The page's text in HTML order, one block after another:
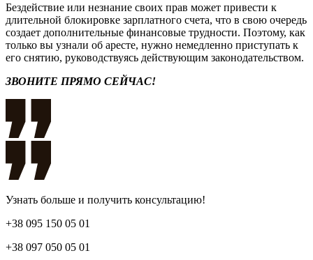
Бездействие или незнание своих прав может привести к
длительной блокировке зарплатного счета, что в свою очередь
создает дополнительные финансовые трудности. Поэтому, как
только вы узнали об аресте, нужно немедленно приступать к
его снятию, руководствуясь действующим законодательством.
ЗВОНИТЕ ПРЯМО СЕЙЧАС!
Узнать больше и получить консультацию!
+38 095 150 05 01
+38 097 050 05 01